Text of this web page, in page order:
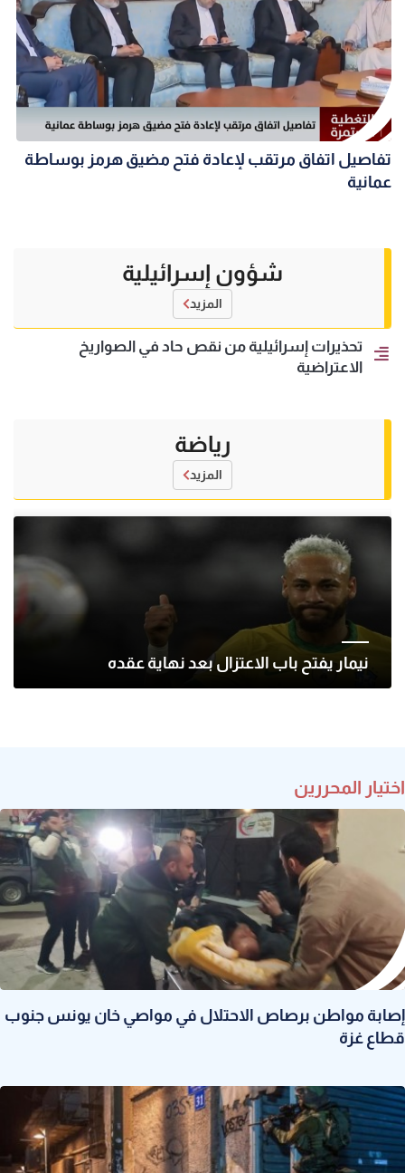
تفاصيل اتفاق مرتقب لإعادة فتح مضيق هرمز بوساطة
عمانية
شؤون إسرائيلية
المزيد
تحذيرات إسرائيلية من نقص حاد في الصواريخ
الاعتراضية
رياضة
المزيد
نيمار يفتح باب الاعتزال بعد نهاية عقده
اختيار المحررين
إصابة مواطن برصاص الاحتلال في مواصي خان يونس جنوب
قطاع غزة